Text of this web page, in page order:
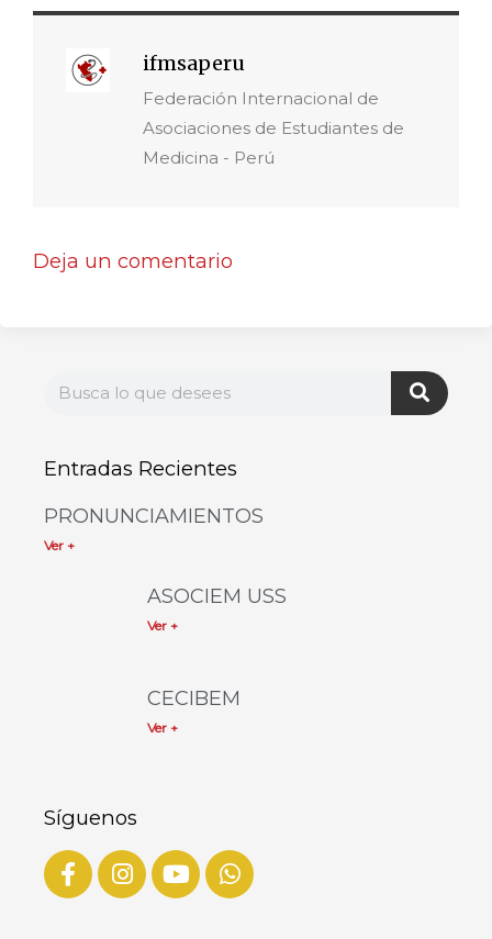
ifmsaperu
Federación Internacional de
Asociaciones de Estudiantes de
Medicina - Perú
Deja un comentario
Entradas Recientes
PRONUNCIAMIENTOS
Ver +
ASOCIEM USS
Ver +
CECIBEM
Ver +
Síguenos